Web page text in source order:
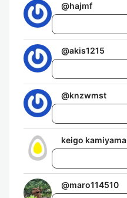
@hajmf
@akis1215
@knzwmst
keigo kamiyama
@maro114510